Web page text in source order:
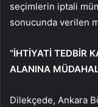
seçimlerin iptali
sonucunda verilen
“İHTİYATİ TEDBİR
ALANINA
Dilekçede, Ankara